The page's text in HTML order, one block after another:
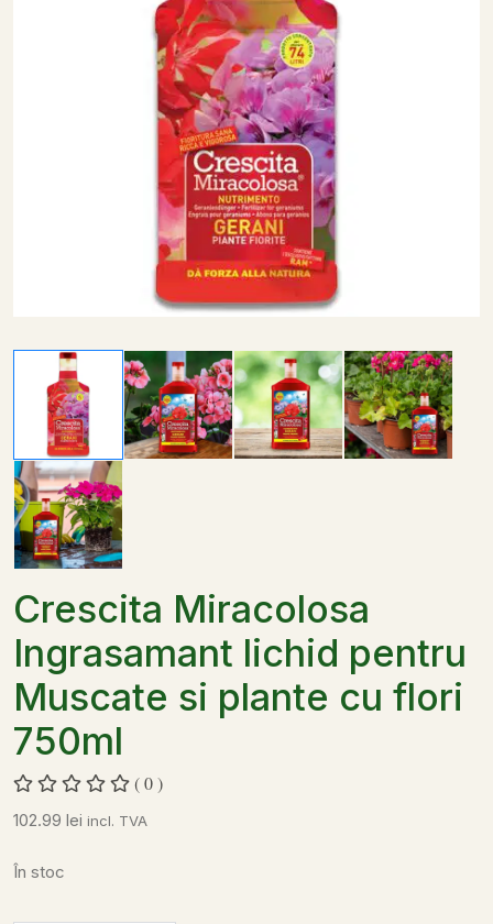
Crescita Miracolosa
Ingrasamant lichid pentru
Muscate si plante cu flori
750ml
( 0 )
102.99 lei incl. TVA
În stoc